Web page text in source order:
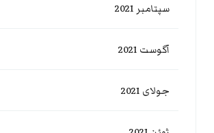
سپتامبر 2021
آگوست 2021
جولای 2021